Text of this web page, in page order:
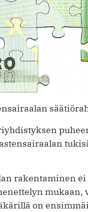
rakentaminen
mukaan,
on